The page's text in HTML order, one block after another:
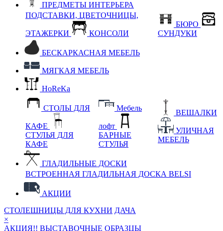
ПРЕДМЕТЫ ИНТЕРЬЕРА
ПОДСТАВКИ, ЦВЕТОЧНИЦЫ,
ЭТАЖЕРКИ КОНСОЛИ
БЮРО
СУНДУКИ
БЕСКАРКАСНАЯ МЕБЕЛЬ
МЯГКАЯ МЕБЕЛЬ
HoReKa
СТОЛЫ ДЛЯ
КАФЕ
СТУЛЬЯ ДЛЯ
КАФЕ
Мебель
лофт
БАРНЫЕ
СТУЛЬЯ
ВЕШАЛКИ
УЛИЧНАЯ
МЕБЕЛЬ
ГЛАДИЛЬНЫЕ ДОСКИ
ВСТРОЕННАЯ ГЛАДИЛЬНАЯ ДОСКА BELSI
АКЦИИ
СТОЛЕШНИЦЫ ДЛЯ КУХНИ ДАЧА
×
АКЦИЯ!! ВЫСТАВОЧНЫЕ ОБРАЗЦЫ